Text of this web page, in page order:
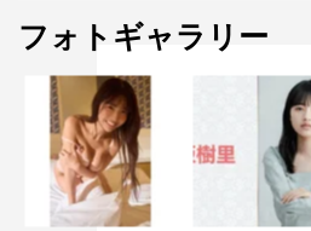
フォトギャラリー